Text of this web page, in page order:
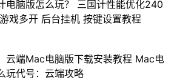
电脑版怎么玩？ 三国计性能优化240
戏多开 后台挂机 按键设置教程
云端Mac电脑版下载安装教程 Mac电
玩代号：云端攻略